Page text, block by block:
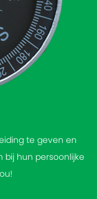
te geven en
hun persoonlijke